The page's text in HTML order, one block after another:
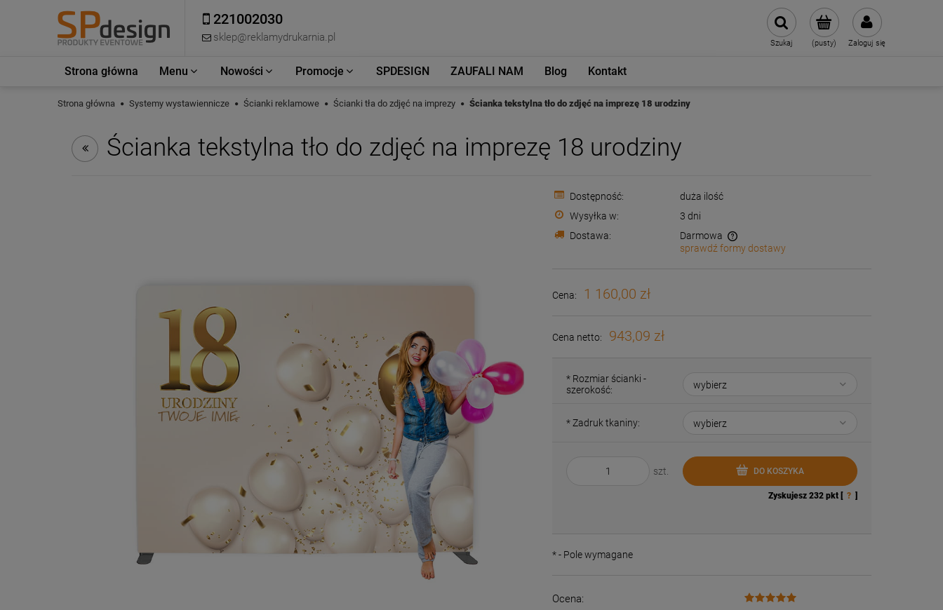
221002030
sklep@reklamydrukarnia.pl (pusty) Zaloguj się
Szukaj
Strona główna Menu Nowości Promocje SPDESIGN ZAUFALI NAM Blog Kontakt
Strona główna Systemy wystawiennicze Ścianki reklamowe Ścianki tła do zdjęć na imprezy Ścianka tekstylna tło do zdjęć na imprezę 18 urodziny
Ścianka tekstylna tło do zdjęć na imprezę 18 urodziny
Dostępność:
duża ilość
Wysyłka w:
3 dni
Dostawa:
Darmowa
sprawdź formy dostawy
Cena: 1 160,00 zł
Cena netto: 943,09 zł
* Rozmiar ścianki -
szerokość:
*Zadruk tkaniny:
szt. DO KOSZYKA
Zyskujesz 232pkt [ ? ]
*- Pole wymagane
Ocena: